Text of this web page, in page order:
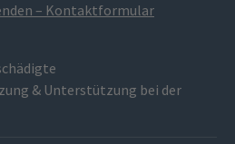
– Kontaktformular
& Unterstützung bei der